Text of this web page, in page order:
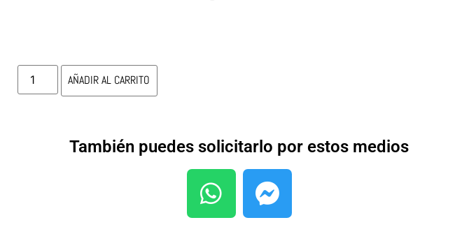
AÑADIR AL CARRITO
También puedes solicitarlo por estos medios